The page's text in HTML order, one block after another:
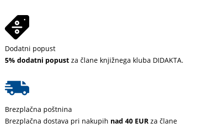
Dodatni popust
5% dodatni popust za člane knjižnega kluba DIDAKTA.
Brezplačna poštnina
Brezplačna dostava pri nakupih nad 40 EUR za člane